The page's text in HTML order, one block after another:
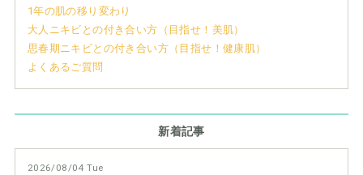
1年の肌の移り変わり
大人ニキビとの付き合い方（目指せ！美肌）
思春期ニキビとの付き合い方（目指せ！健康肌）
よくあるご質問
新着記事
2026/08/04 Tue